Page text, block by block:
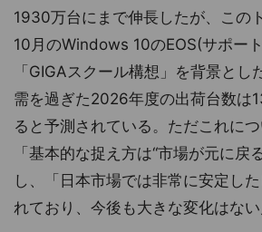
1930万台にまで伸長したが、この
10月のWindows 10のEOS(サポー
「GIGAスクール構想」を背景とし
需を過ぎた2026年度の出荷台数は
ると予測されている。ただこれに
「基本的な捉え方は“市場が元に戻
し、「日本市場では非常に安定し
れており、今後も大きな変化はない